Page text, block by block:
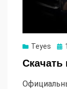
Teyes
Скачать